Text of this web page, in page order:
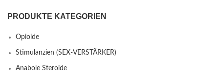
PRODUKTE KATEGORIEN
Opioide
Stimulanzien (SEX-VERSTÄRKER)
Anabole Steroide